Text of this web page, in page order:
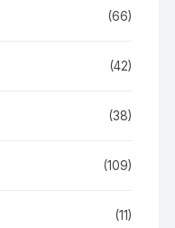
(66)
(42)
(38)
(109)
(11)